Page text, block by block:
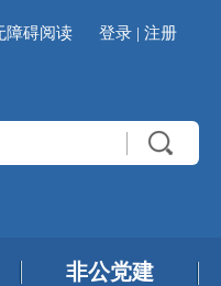
障碍阅读 登录 | 注册
非公党建